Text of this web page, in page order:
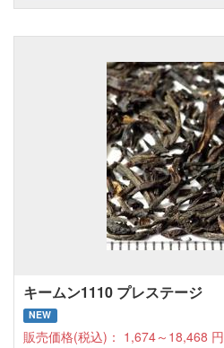
キームン1110 プレステージ
NEW
販売価格(税込)： 1,674～18,468 円